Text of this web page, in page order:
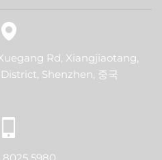
Rd, Xiangjiaotang,
Shenzhen, 중국